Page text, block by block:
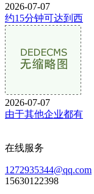
2026-07-07
约15分钟可达到西
2026-07-07
由于其他企业都有
在线服务
1272935344@qq.com
15630122398